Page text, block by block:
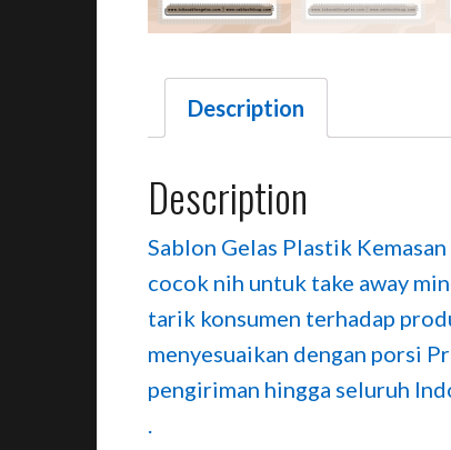
Description
Description
Sablon Gelas Plastik
cocok nih untuk take away
tarik konsumen terhadap
menyesuaikan dengan porsi
pengiriman hingga seluruh